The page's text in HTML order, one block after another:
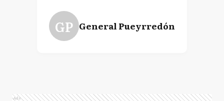
GP General Pueyrredón
Ads